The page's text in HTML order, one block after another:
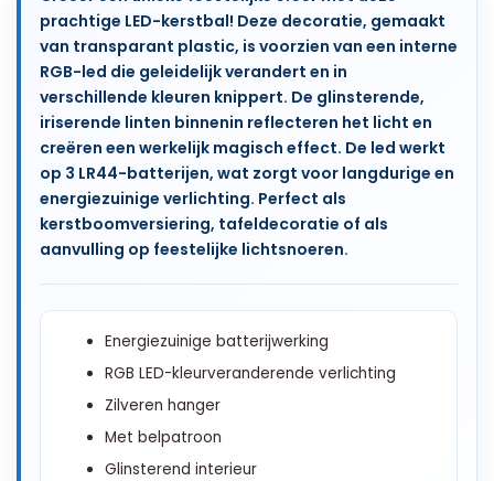
prachtige LED-kerstbal! Deze decoratie, gemaakt
van transparant plastic, is voorzien van een interne
RGB-led die geleidelijk verandert en in
verschillende kleuren knippert. De glinsterende,
iriserende linten binnenin reflecteren het licht en
creëren een werkelijk magisch effect. De led werkt
op 3 LR44-batterijen, wat zorgt voor langdurige en
energiezuinige verlichting. Perfect als
kerstboomversiering, tafeldecoratie of als
aanvulling op feestelijke lichtsnoeren.
Energiezuinige batterijwerking
RGB LED-kleurveranderende verlichting
Zilveren hanger
Met belpatroon
Glinsterend interieur